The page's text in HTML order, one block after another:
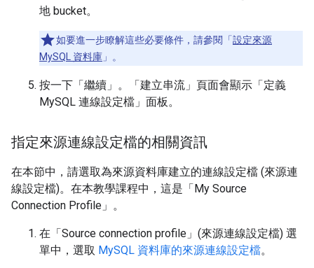
地 bucket。
如要進一步瞭解這些必要條件，請參閱「 設定來源
MySQL 資料庫 」。
按一下「繼續」 。「建立串流」頁面會顯示「定義
MySQL 連線設定檔」 面板。
指定來源連線設定檔的相關資訊
在本節中，請選取為來源資料庫建立的連線設定檔 (來源連
線設定檔)。在本教學課程中，這是「My Source
Connection Profile」 。
在「Source connection profile」(來源連線設定檔) 選
單中，選取 MySQL 資料庫的來源連線設定檔。